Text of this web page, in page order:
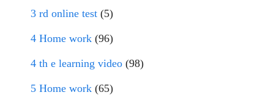
3 rd online test (5)
4 Home work (96)
4 th e learning video (98)
5 Home work (65)